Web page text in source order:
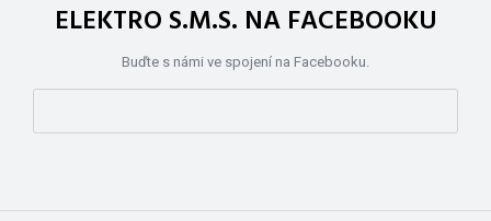
ELEKTRO S.M.S. NA FACEBOOKU
Buďte s námi ve spojení na Facebooku.